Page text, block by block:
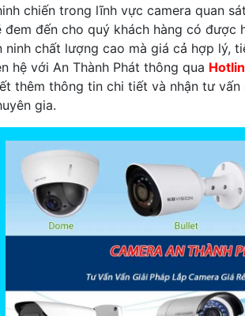
chiến trong lĩnh vực camera quan
đem đến cho quý khách hàng có được
ninh chất lượng cao mà giá cả hợp lý,
hệ với An Thành Phát thông qua
thêm thông tin chi tiết và nhận tư
gia.